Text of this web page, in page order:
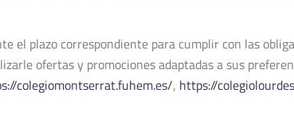
el plazo correspondiente para cumplir con las
ofertas y promociones adaptadas a sus
colegiomontserrat.fuhem.es/, https://